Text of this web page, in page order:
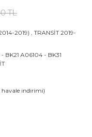
TL
2019) ,TRANSİT 2019-
BK21 A06104 - BK31
havale indirimi)